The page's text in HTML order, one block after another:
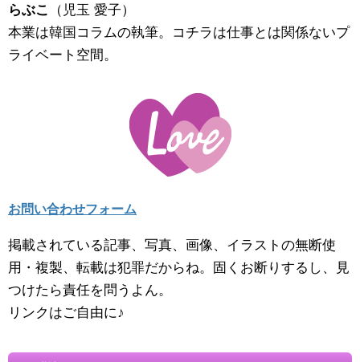
らぶこ
（児玉 愛子）
本業は韓国コラムの執筆。コチラは仕事とは関係ないプ
ライベート空間。
お問い合わせフォーム
掲載されている記事、写真、画像、イラストの無断使
用・複製、転載は犯罪だからね。固くお断りするし、見
つけたら責任を問うよん。
リンクはご自由に♪